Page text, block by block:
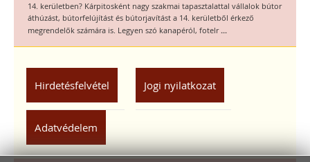
14. kerületben? Kárpitosként nagy szakmai tapasztalattal vállalok bútor
áthúzást, bútorfelújítást és bútorjavítást a 14. kerületből érkező
megrendelők számára is. Legyen szó kanapéról, fotelr ...
Hirdetésfelvétel Jogi nyilatkozat
Adatvédelem